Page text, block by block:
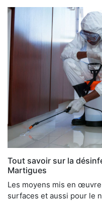
Tout savoir sur la
Martigues
Les moyens mis en
surfaces et aussi pour le